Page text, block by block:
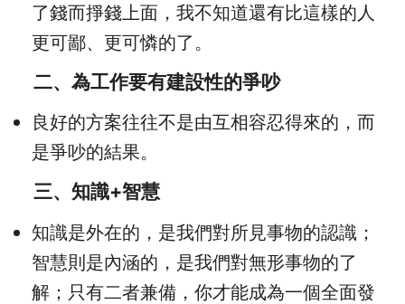
了錢而掙錢上面，我不知道還有比這樣的人
更可鄙、更可憐的了。
二、為工作要有建設性的爭吵
良好的方案往往不是由互相容忍得來的，而
是爭吵的結果。
三、知識+智慧
知識是外在的，是我們對所見事物的認識；
智慧則是內涵的，是我們對無形事物的了
解；只有二者兼備，你才能成為一個全面發